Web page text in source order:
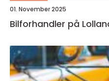
01. November 2025
Bilforhandler på